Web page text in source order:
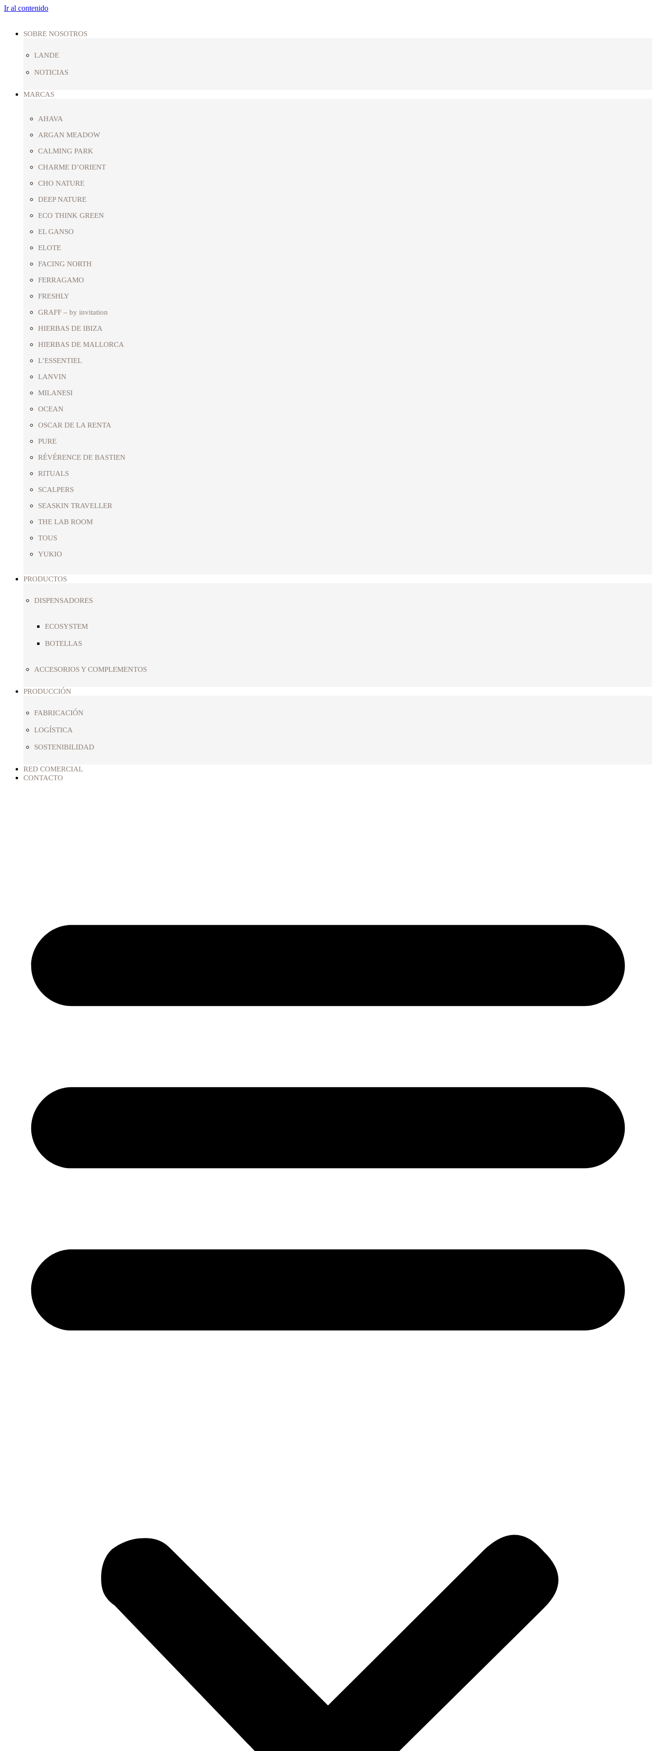
Ir al contenido
SOBRE NOSOTROS
LANDE
NOTICIAS
MARCAS
AHAVA
ARGAN MEADOW
CALMING PARK
CHARME D’ORIENT
CHO NATURE
DEEP NATURE
ECO THINK GREEN
EL GANSO
ELOTE
FACING NORTH
FERRAGAMO
FRESHLY
GRAFF – by invitation
HIERBAS DE IBIZA
HIERBAS DE MALLORCA
L’ESSENTIEL
LANVIN
MILANESI
OCEAN
OSCAR DE LA RENTA
PURE
RÉVÉRENCE DE BASTIEN
RITUALS
SCALPERS
SEASKIN TRAVELLER
THE LAB ROOM
TOUS
YUKIO
PRODUCTOS
DISPENSADORES
ECOSYSTEM
BOTELLAS
ACCESORIOS Y COMPLEMENTOS
PRODUCCIÓN
FABRICACIÓN
LOGÍSTICA
SOSTENIBILIDAD
RED COMERCIAL
CONTACTO